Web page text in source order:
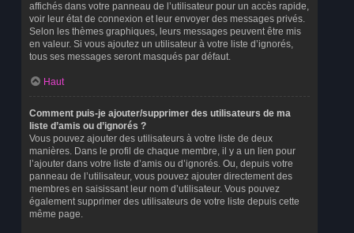
affichés dans votre panneau de l’utilisateur pour un accès rapide,
voir leur état de connexion et leur envoyer des messages privés.
Selon les thèmes graphiques, leurs messages peuvent être mis
en valeur. Si vous ajoutez un utilisateur à votre liste d’ignorés,
tous ses messages seront masqués par défaut.
Haut
Comment puis-je ajouter/supprimer des utilisateurs de ma
liste d’amis ou d’ignorés ?
Vous pouvez ajouter des utilisateurs à votre liste de deux
manières. Dans le profil de chaque membre, il y a un lien pour
l’ajouter dans votre liste d’amis ou d’ignorés. Ou, depuis votre
panneau de l’utilisateur, vous pouvez ajouter directement des
membres en saisissant leur nom d’utilisateur. Vous pouvez
également supprimer des utilisateurs de votre liste depuis cette
même page.